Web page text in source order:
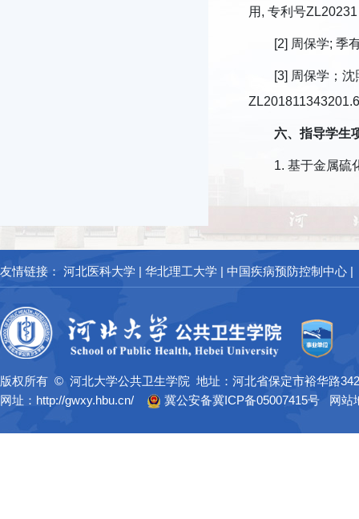
用, 专利号
[2] 周保学; 季
[3] 周保学；
六、指导学生
1. 基于金属硫
友情链接： 河北医科大学 | 华北理工大学 | 中国疾病预防控制中心 |
版权所有 © 河北大学公共卫生学院 地址：河北省保定市裕华路
网址：http://gwxy.hbu.cn/
冀公安备冀ICP备05007415号 网站